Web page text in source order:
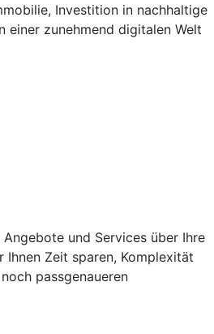
Investition in nachhaltige
einer zunehmend digitalen Welt
und Services über Ihre
Zeit sparen, Komplexität
passgenaueren